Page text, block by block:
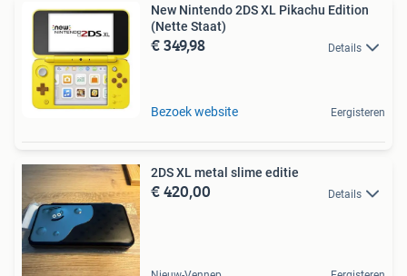
New Nintendo 2DS XL Pikachu Edition
(Nette Staat)
€ 349,98 Details
Bezoek website Eergisteren
2DS XL metal slime editie
€ 420,00 Details